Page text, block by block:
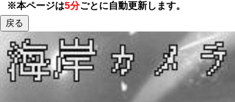
※本ページは5分ごとに自動更新します。
戻る